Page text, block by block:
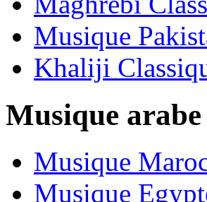
Musique